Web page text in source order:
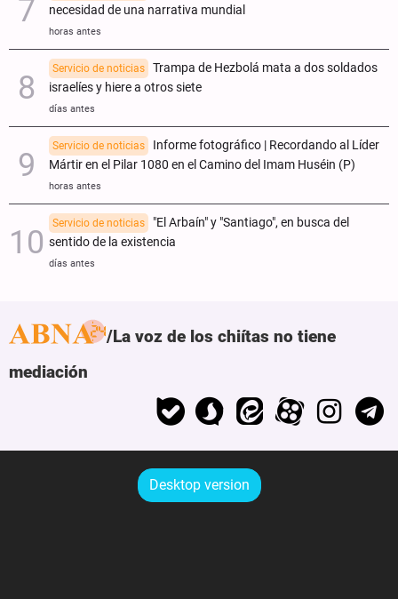
necesidad de una narrativa mundial
horas antes
Servicio de noticias
Trampa de Hezbolá mata a dos soldados
israelíes y hiere a otros siete
días antes
Servicio de noticias
Informe fotográfico | Recordando al Líder
Mártir en el Pilar 1080 en el Camino del Imam Huséin (P)
horas antes
Servicio de noticias
"El Arbaín" y "Santiago", en busca del
sentido de la existencia
días antes
La voz de los chiítas no tiene
mediación
Desktop version